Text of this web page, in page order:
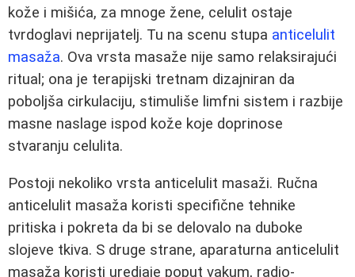
kože i mišića, za mnoge žene, celulit ostaje
tvrdoglavi neprijatelj. Tu na scenu stupa anticelulit
masaža. Ova vrsta masaže nije samo relaksirajući
ritual; ona je terapijski tretnam dizajniran da
poboljša cirkulaciju, stimuliše limfni sistem i razbije
masne naslage ispod kože koje doprinose
stvaranju celulita.
Postoji nekoliko vrsta anticelulit masaži. Ručna
anticelulit masaža koristi specifične tehnike
pritiska i pokreta da bi se delovalo na duboke
slojeve tkiva. S druge strane, aparaturna anticelulit
masaža koristi uredjaje poput vakum, radio-